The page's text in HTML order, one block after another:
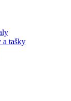
a tašky